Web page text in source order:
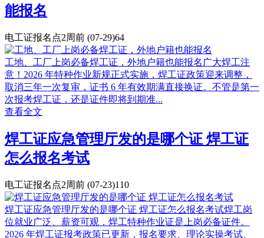
能报名
电工证报名点2周前 (07-29)64
工地、工厂上岗必备焊工证，外地户籍也能报名广大焊工注
意！2026 年特种作业新规正式实施，焊工证政策迎来调整，
取消三年一次复审，证书 6 年有效期满直接换证。不管是第一
次报考焊工证，还是证件即将到期准...
查看全文
焊工证应急管理厅发的是哪个证 焊工证
怎么报名考试
电工证报名点2周前 (07-23)110
焊工证应急管理厅发的是哪个证 焊工证怎么报名考试焊工岗
位就业广泛、薪资可观，焊工特种作业证是上岗必备证件。
2026 年焊工证报考政策已更新，报名要求、理论实操考试、